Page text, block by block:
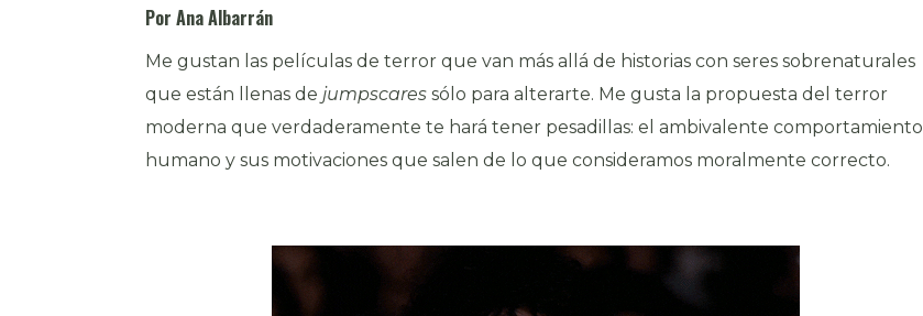
Por Ana Albarrán
Me gustan las películas de terror que van más allá de historias con seres sobrenaturales
que están llenas de jumpscares sólo para alterarte. Me gusta la propuesta del terror
moderna que verdaderamente te hará tener pesadillas: el ambivalente comportamiento
humano y sus motivaciones que salen de lo que consideramos moralmente correcto.